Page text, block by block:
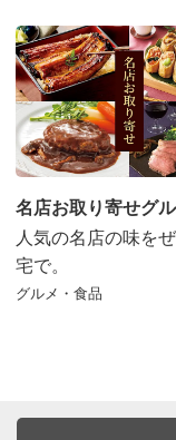
名店お取り寄せグ
人気の名店の味を
宅で。
グルメ・食品